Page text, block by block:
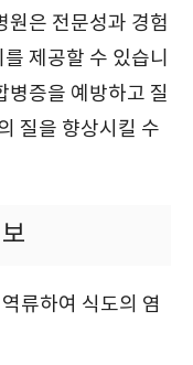
원은 전문성과 경험
제공할 수 있습니
병증을 예방하고 질
질을 향상시킬 수
류하여 식도의 염